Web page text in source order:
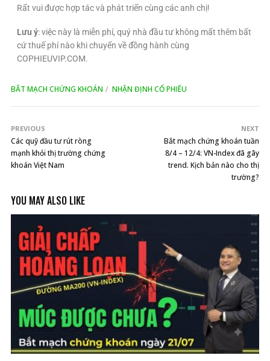
Rất vui được hợp tác và phát triển cùng các anh chị!
Lưu ý: việc này là miễn phí, quý nhà đầu tư không mất thêm bất
cứ thuế phí nào khi chuyển về đồng hành cùng
COPHIEUVIP.COM.
BẮT MẠCH CHỨNG KHOÁN NHẬN ĐỊNH CỔ PHIẾU
PREVIOUS
Các quỹ đầu tư rút ròng
mạnh khỏi thị trường chứng
khoán Việt Nam
NEXT
Bắt mạch chứng khoán tuần
8/4 – 12/4: VN-Index đã gãy
trend. Kịch bản nào cho thị
trường?
YOU MAY ALSO LIKE